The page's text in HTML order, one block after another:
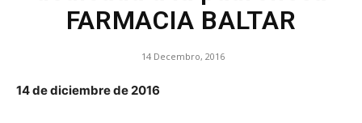
FARMACIA BALTAR
14 Decembro, 2016
14 de diciembre de 2016